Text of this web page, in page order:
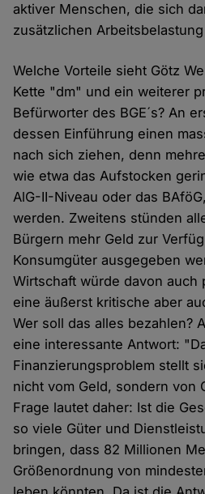
aktiver Menschen, die sich
zusätzlichen
Welche Vorteile sieht Götz
Kette "dm" und ein weiterer
Befürworter des BGE´s? An
dessen Einführung einen
nach sich ziehen, denn
wie etwa das Aufstocken
AlG-II-Niveau oder das
werden. Zweitens stünden
Bürgern mehr Geld zur
Konsumgüter ausgegeben
Wirtschaft würde davon
eine äußerst kritische aber
Wer soll das alles bezahlen?
eine interessante Antwort:
Finanzierungsproblem stellt
nicht vom Geld, sondern von
Frage lautet daher: Ist die
so viele Güter und
bringen, dass 82 Millionen
Größenordnung von